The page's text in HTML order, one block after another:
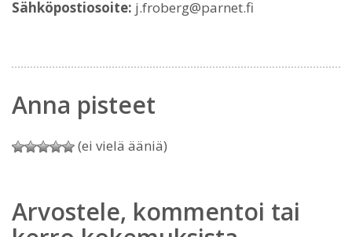
Sähköpostiosoite: j.froberg@parnet.fi
Anna pisteet
(ei vielä ääniä)
Arvostele, kommentoi tai